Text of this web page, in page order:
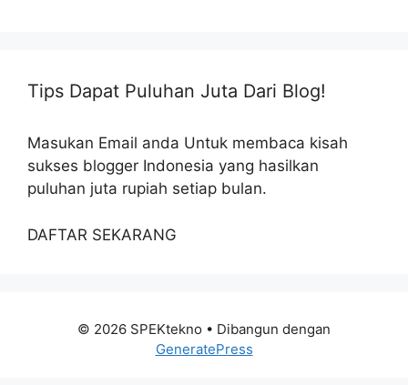
Tips Dapat Puluhan Juta Dari Blog!
Masukan Email anda Untuk membaca kisah
sukses blogger Indonesia yang hasilkan
puluhan juta rupiah setiap bulan.
DAFTAR SEKARANG
© 2026 SPEKtekno • Dibangun dengan
GeneratePress